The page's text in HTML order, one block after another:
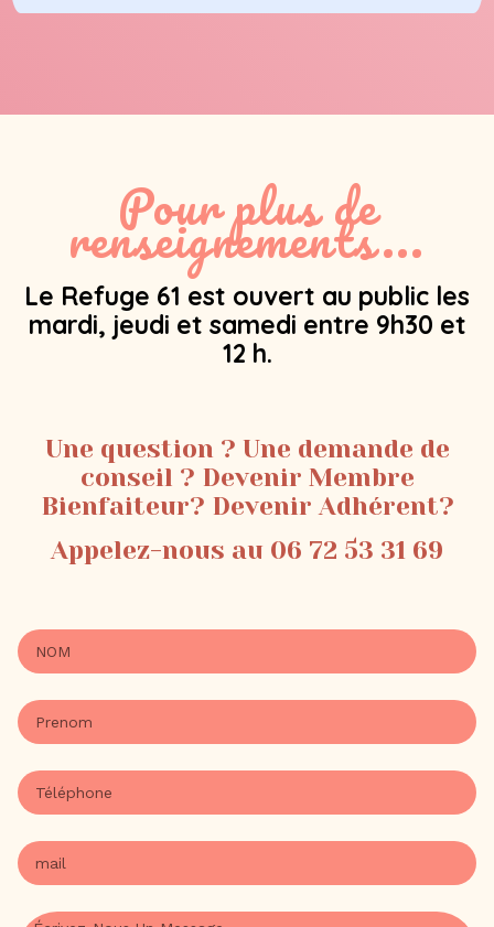
Pour plus de
renseignements...
Le Refuge 61 est ouvert au public les
mardi, jeudi et samedi entre 9h30 et
12 h.
Une question ? Une demande de
conseil ? Devenir Membre
Bienfaiteur? Devenir Adhérent?
Appelez-nous au 06 72 53 31 69